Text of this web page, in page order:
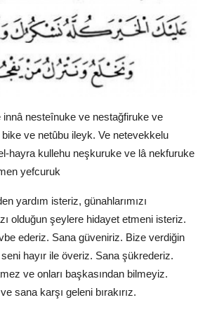
innâ nesteînuke ve nestağfiruke ve
ve netûbu ileyk. Ve netevekkelu
hayra kullehu neşkuruke ve lâ nekfuruke
yefcuruk
yardım isteriz, günahlarımızı
olduğun şeylere hidayet etmeni isteriz.
ederiz. Sana güveniriz. Bize verdiğin
hayır ile överiz. Sana şükrederiz.
ve onları başkasından bilmeyiz.
sana karşı geleni bırakırız.